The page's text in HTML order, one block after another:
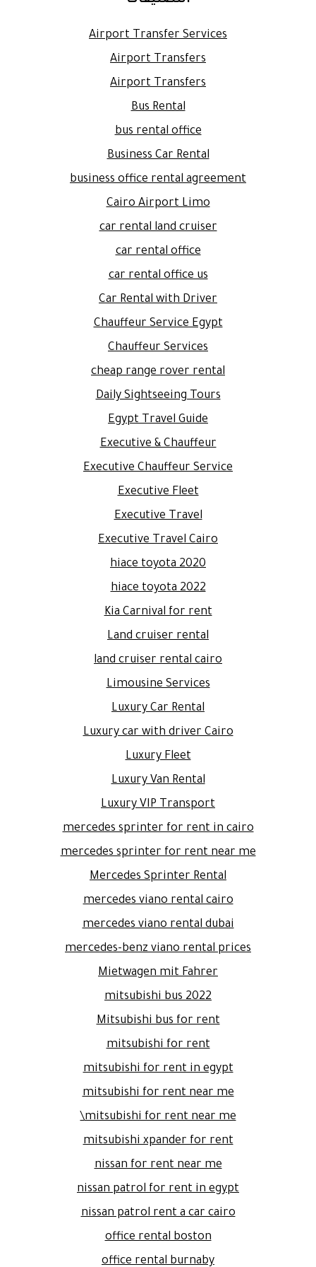
Airport Transfer Services
Airport Transfers
Airport Transfers
Bus Rental
bus rental office
Business Car Rental
business office rental agreement
Cairo Airport Limo
car rental land cruiser
car rental office
car rental office us
Car Rental with Driver
Chauffeur Service Egypt
Chauffeur Services
cheap range rover rental
Daily Sightseeing Tours
Egypt Travel Guide
Executive & Chauffeur
Executive Chauffeur Service
Executive Fleet
Executive Travel
Executive Travel Cairo
hiace toyota 2020
hiace toyota 2022
Kia Carnival for rent
Land cruiser rental
land cruiser rental cairo
Limousine Services
Luxury Car Rental
Luxury car with driver Cairo
Luxury Fleet
Luxury Van Rental
Luxury VIP Transport
mercedes sprinter for rent in cairo
mercedes sprinter for rent near me
Mercedes Sprinter Rental
mercedes viano rental cairo
mercedes viano rental dubai
mercedes-benz viano rental prices
Mietwagen mit Fahrer
mitsubishi bus 2022
Mitsubishi bus for rent
mitsubishi for rent
mitsubishi for rent in egypt
mitsubishi for rent near me
mitsubishi for rent near me\
mitsubishi xpander for rent
nissan for rent near me
nissan patrol for rent in egypt
nissan patrol rent a car cairo
office rental boston
office rental burnaby